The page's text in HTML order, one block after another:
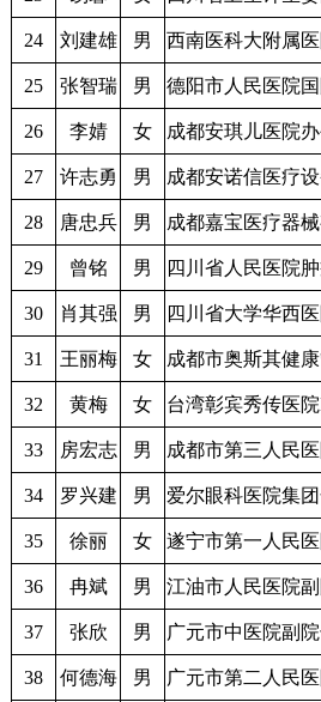
24 刘建雄 男 西南医科大附属
25 张智瑞 男 德阳市人民医院
26 李婧 女 成都安琪儿医院
27 许志勇 男 成都安诺信医疗
28 唐忠兵 男 成都嘉宝医疗器
29 曾铭 男 四川省人民医院
30 肖其强 男 四川省大学华西
31 王丽梅 女 成都市奥斯其健
32 黄梅 女 台湾彰宾秀传医
33 房宏志 男 成都市第三人民
34 罗兴建 男 爱尔眼科医院集团
35 徐丽 女 遂宁市第一人民
36 冉斌 男 江油市人民医院
37 张欣 男 广元市中医院副
38 何德海 男 广元市第二人民